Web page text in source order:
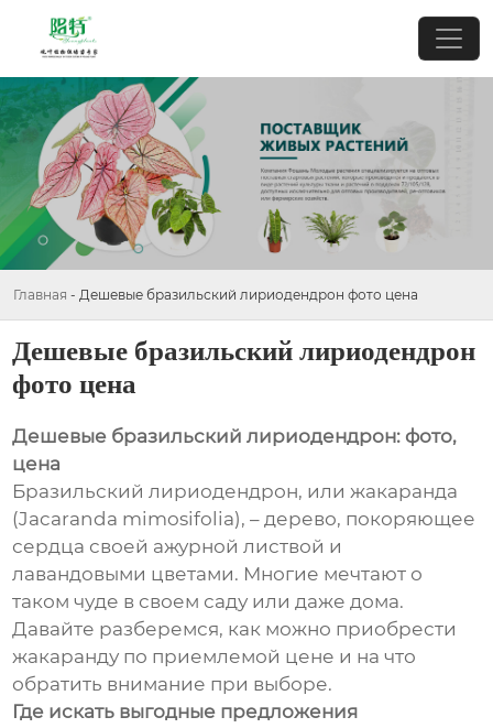
Главная - Дешевые бразильский лириодендрон фото цена
Дешевые бразильский лириодендрон
фото цена
Дешевые бразильский лириодендрон: фото,
цена
Бразильский лириодендрон, или жакаранда
(Jacaranda mimosifolia), – дерево, покоряющее
сердца своей ажурной листвой и
лавандовыми цветами. Многие мечтают о
таком чуде в своем саду или даже дома.
Давайте разберемся, как можно приобрести
жакаранду по приемлемой цене и на что
обратить внимание при выборе.
Где искать выгодные предложения